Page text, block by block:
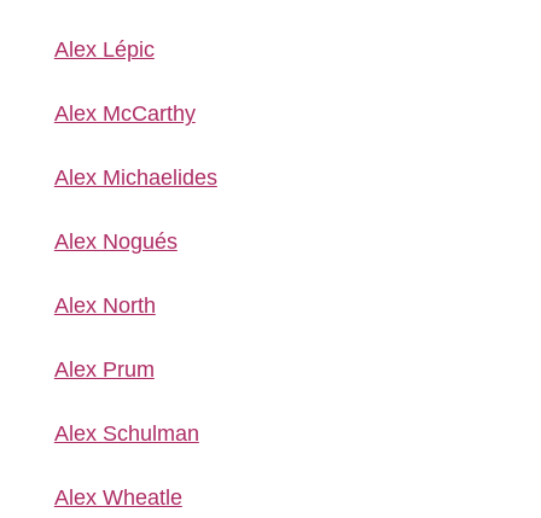
Alex Lépic
Alex McCarthy
Alex Michaelides
Alex Nogués
Alex North
Alex Prum
Alex Schulman
Alex Wheatle